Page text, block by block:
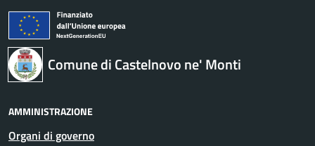
Comune di Castelnovo ne' Monti
AMMINISTRAZIONE
Organi di governo